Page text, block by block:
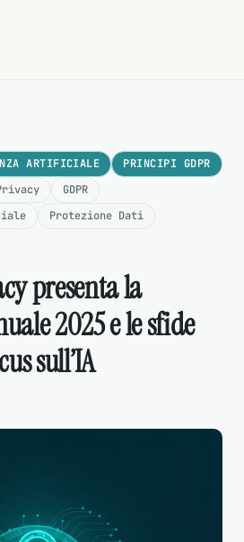
ARTIFICIALE
PRINCIPI GDPR
GDPR
Protezione Dati
presenta la
2025 e le sfide
sull’IA